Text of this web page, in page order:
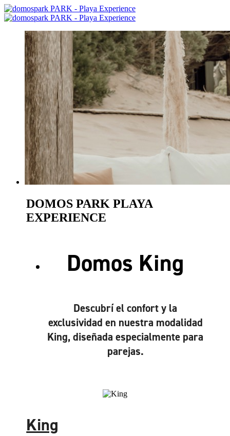
DOMOS PARKPLAYA
EXPERIENCE
Domos King
Descubrí el confort y la
exclusividad en nuestra modalidad
King, diseñada especialmente para
parejas.
King